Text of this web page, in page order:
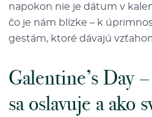
napokon nie je dátum v
čo je nám blízke – k
gestám, ktoré dávajú
Galentine’s Day
sa oslavuje a ako